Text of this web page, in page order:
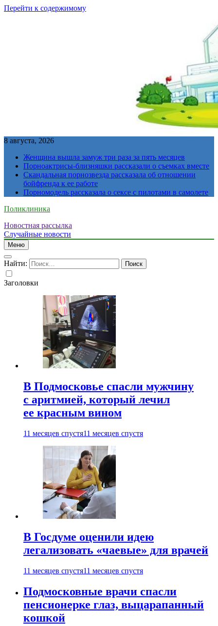
Перейти к содержимому
8 августа, 2026
Женщина вышла замуж три раза за пять месяцев
Порноактрисы-близняшки рассказали о съемках вместе
Скандальная порнозвезда рассказала об отношении
бойфренда к ее работе
Порномодель рассказала о сексе с пилотами в самолете
Поликлиника
Новостная рассылка
Случайные новости
Меню
Найти:
Заголовки
В Подмосковье спасли мужчину
с аритмией, который лечил
ее красным вином
11 месяцев спустя11 месяцев спустя
В Госдуме оценили идею
легализовать «чаевые» для врачей
11 месяцев спустя11 месяцев спустя
Подмосковные врачи спасли
пенсионерке глаз, выцарапанный
кошкой